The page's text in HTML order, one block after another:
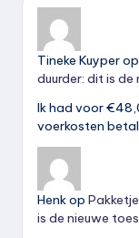
Tineke Kuyperop
duurder: dit is
Ik had voor
voerkosten
Henkop
is de nieuwe